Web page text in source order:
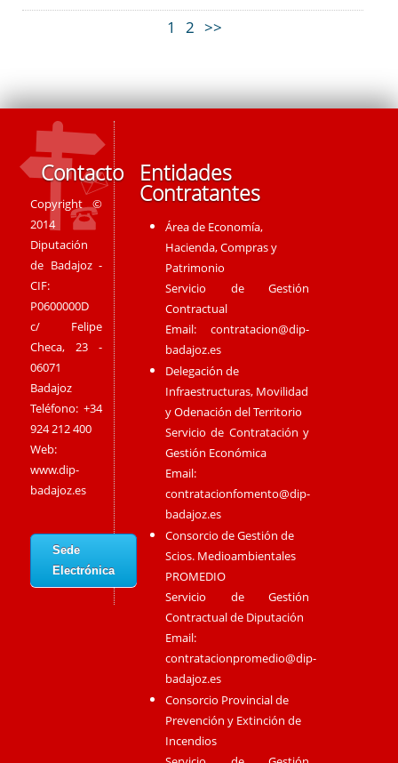
1 2 >>
Contacto
Copyright ©
2014
Diputación
de Badajoz -
CIF:
P0600000D
c/ Felipe
Checa, 23 -
06071
Badajoz
Teléfono: +34
924 212 400
Web:
www.dip-
badajoz.es
Sede
Electrónica
Entidades
Contratantes
Área de Economía,
Hacienda, Compras y
Patrimonio
Servicio de Gestión
Contractual
Email:contratacion@dip-
badajoz.es
Delegación de
Infraestructuras, Movilidad
y Odenación del Territorio
Servicio de Contratación y
Gestión Económica
Email:
contratacionfomento@dip-
badajoz.es
Consorcio de Gestión de
Scios. Medioambientales
PROMEDIO
Servicio de Gestión
Contractual de Diputación
Email:
contratacionpromedio@dip-
badajoz.es
Consorcio Provincial de
Prevención y Extinción de
Incendios